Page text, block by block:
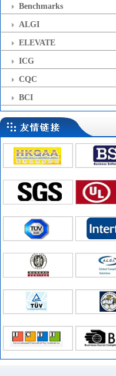
Benchmarks
ALGI
ELEVATE
ICG
CQC
BCI